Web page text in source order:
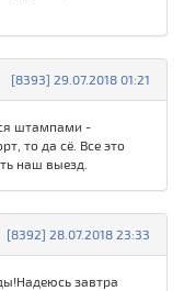
[8393] 29.07.2018 01:21
штампами -
то да сё. Все это
наш выезд.
[8392] 28.07.2018 23:33
завтра